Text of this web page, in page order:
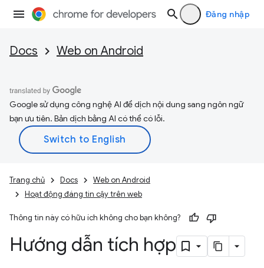
Đăng nhập
Docs Web on Android
Google sử dụng công nghệ AI để dịch nội dung sang ngôn ngữ
bạn ưu tiên. Bản dịch bằng AI có thể có lỗi.
Trang chủ Docs
Web on Android
Hoạt động đáng tin cậy trên web
Thông tin này có hữu ích không cho bạn không?
Hướng dẫn tích hợp